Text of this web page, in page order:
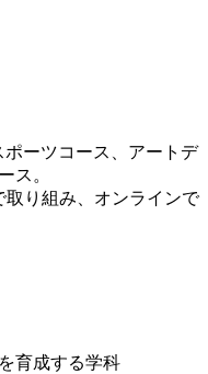
ーツコース、アートデ
ス。
り組み、オンラインで
育成する学科